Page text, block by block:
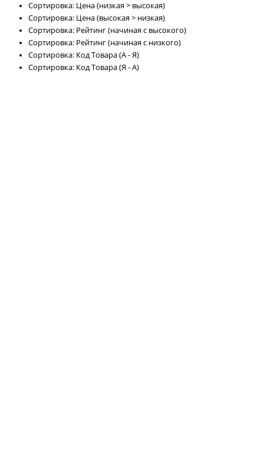
Сортировка: Цена (низкая > высокая)
Сортировка: Цена (высокая > низкая)
Сортировка: Рейтинг (начиная с высокого)
Сортировка: Рейтинг (начиная с низкого)
Сортировка: Код Товара (А - Я)
Сортировка: Код Товара (Я - А)